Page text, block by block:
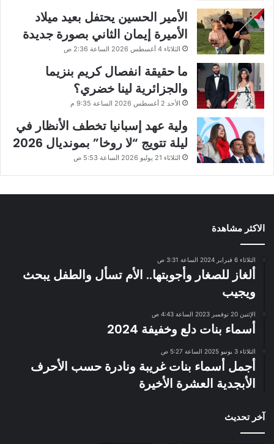
الأمير الحسين يحتفل بعيد ميلاد
الأميرة إيمان الثاني بصورة جديدة
الثلاثاء 4 أغسطس 2026 الساعة 2:36 ص
ما حقيقة انفصال كريم بنزيما
والجزائرية لينا خضري؟
الأحد 2 أغسطس 2026 الساعة 9:35 م
ولية عهد إسبانيا تخطف الأنظار في
ليلة تتويج “لا روخا” بمونديال 2026
الثلاثاء 21 يوليو 2026 الساعة 5:53 ص
الاكثر مشاهدة
الثلاثاء 6 فبراير 2024 الساعة 3:31 ص
ألغاز للصغار وأجوبتها.. الأم تسأل والطفل يبحث
ويجيب
الإثنين 20 نوفمبر 2023 الساعة 4:43 ص
أسماء بنات دلع وخفيفة 2024
الثلاثاء 3 يونيو 2025 الساعة 5:27 ص
أجمل أسماء بنات غريبة ونادرة حسب الأحرف
الأبجدية العشرة الأخيرة
آخر تحديث